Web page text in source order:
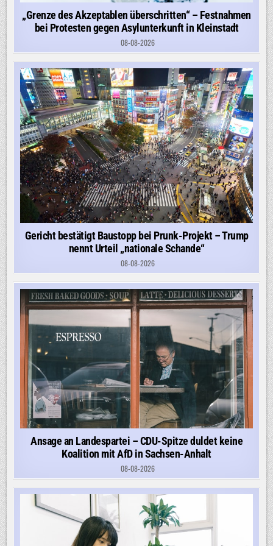
„Grenze des Akzeptablen überschritten“ – Festnahmen
bei Protesten gegen Asylunterkunft in Kleinstadt
08-08-2026
Gericht bestätigt Baustopp bei Prunk-Projekt – Trump
nennt Urteil „nationale Schande“
08-08-2026
Ansage an Landespartei – CDU-Spitze duldet keine
Koalition mit AfD in Sachsen-Anhalt
08-08-2026